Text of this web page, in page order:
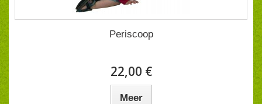
Periscoop
22,00 €
Meer